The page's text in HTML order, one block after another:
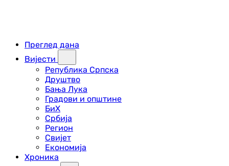
Преглед дана
Вијести
Република Српска
Друштво
Бања Лука
Градови и општине
БиХ
Србија
Регион
Свијет
Економија
Хроника